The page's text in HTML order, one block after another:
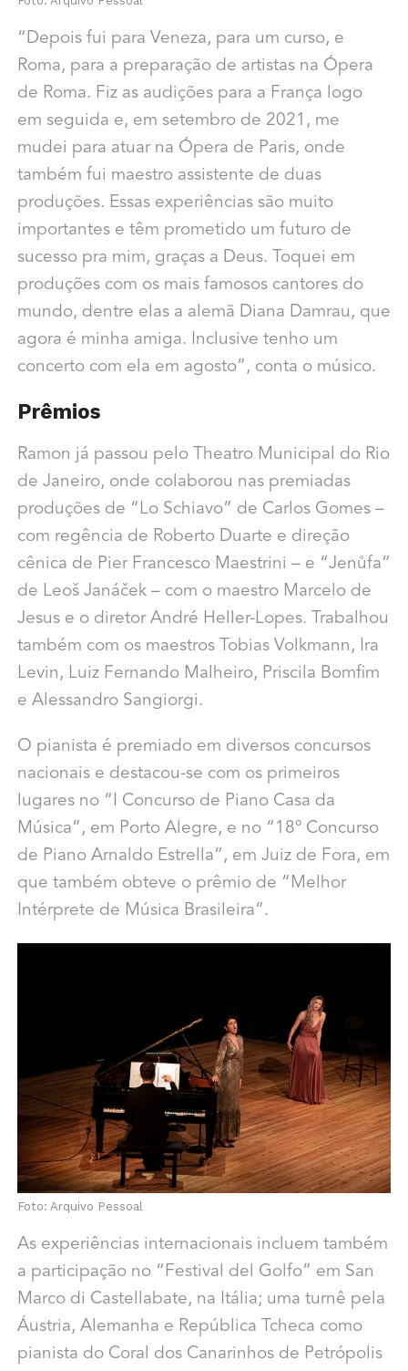
“Depois fui para Veneza, para um curso, e
Roma, para a preparação de artistas na Ópera
de Roma. Fiz as audições para a França logo
em seguida e, em setembro de 2021, me
mudei para atuar na Ópera de Paris, onde
também fui maestro assistente de duas
produções. Essas experiências são muito
importantes e têm prometido um futuro de
sucesso pra mim, graças a Deus. Toquei em
produções com os mais famosos cantores do
mundo, dentre elas a alemã Diana Damrau, que
agora é minha amiga. Inclusive tenho um
concerto com ela em agosto”, conta o músico.
Prêmios
Ramon já passou pelo Theatro Municipal do Rio
de Janeiro, onde colaborou nas premiadas
produções de “Lo Schiavo” de Carlos Gomes –
com regência de Roberto Duarte e direção
cênica de Pier Francesco Maestrini – e “Jenůfa”
de Leoš Janáček – com o maestro Marcelo de
Jesus e o diretor André Heller-Lopes. Trabalhou
também com os maestros Tobias Volkmann, Ira
Levin, Luiz Fernando Malheiro, Priscila Bomfim
e Alessandro Sangiorgi.
O pianista é premiado em diversos concursos
nacionais e destacou-se com os primeiros
lugares no “I Concurso de Piano Casa da
Música”, em Porto Alegre, e no “18º Concurso
de Piano Arnaldo Estrella”, em Juiz de Fora, em
que também obteve o prêmio de “Melhor
Intérprete de Música Brasileira”.
Foto: Arquivo Pessoal
As experiências internacionais incluem também
a participação no “Festival del Golfo” em San
Marco di Castellabate, na Itália; uma turnê pela
Áustria, Alemanha e República Tcheca como
pianista do Coral dos Canarinhos de Petrópolis